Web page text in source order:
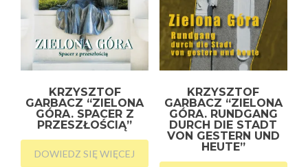
KRZYSZTOF
GARBACZ “ZIELONA
GÓRA. SPACER Z
PRZESZŁOŚCIĄ”
DOWIEDZ SIĘ WIĘCEJ
KRZYSZTOF
GARBACZ “ZIELONA
GÓRA. RUNDGANG
DURCH DIE STADT
VON GESTERN UND
HEUTE”